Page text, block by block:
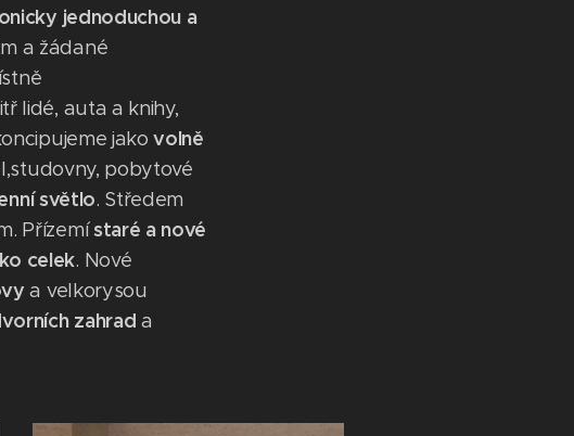
jednoduchou a
a žádané
lidé, auta a knihy,
jakovolně
pobytové
světlo. Středem
Přízemístaré a nové
celek. Nové
a velkorysou
zahrad a